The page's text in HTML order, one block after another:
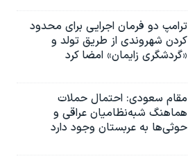
ترامپ دو فرمان اجرایی برای محدود
کردن شهروندی از طریق تولد و
«گردشگری زایمان» امضا کرد
مقام سعودی: احتمال حملات
هماهنگ شبه‌نظامیان عراقی و
حوثی‌ها به عربستان وجود دارد